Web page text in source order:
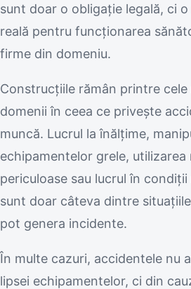
sunt doar o obligație legală, ci
reală pentru funcționarea
firme din domeniu.
Construcțiile rămân printre cele
domenii în ceea ce privește
muncă. Lucrul la înălțime,
echipamentelor grele, utilizarea
periculoase sau lucrul în
sunt doar câteva dintre
pot genera incidente.
În multe cazuri, accidentele nu
lipsei echipamentelor, ci din